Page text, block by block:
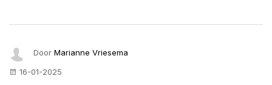
Door Marianne Vriesema
16-01-2025